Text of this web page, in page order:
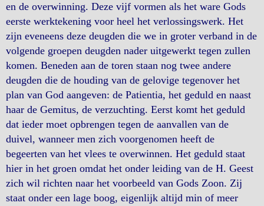
en de overwinning. Deze vijf vormen als het ware Gods
eerste werktekening voor heel het verlossingswerk. Het
zijn eveneens deze deugden die we in groter verband in de
volgende groepen deugden nader uitgewerkt tegen zullen
komen. Beneden aan de toren staan nog twee andere
deugden die de houding van de gelovige tegenover het
plan van God aangeven: de Patientia, het geduld en naast
haar de Gemitus, de verzuchting. Eerst komt het geduld
dat ieder moet opbrengen tegen de aanvallen van de
duivel, wanneer men zich voorgenomen heeft de
begeerten van het vlees te overwinnen. Het geduld staat
hier in het groen omdat het onder leiding van de H. Geest
zich wil richten naar het voorbeeld van Gods Zoon. Zij
staat onder een lage boog, eigenlijk altijd min of meer